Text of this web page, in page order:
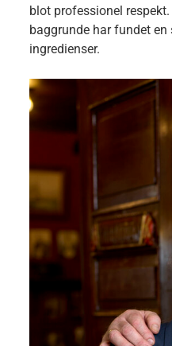
blot professionel
baggrunde har fundet
ingredienser.